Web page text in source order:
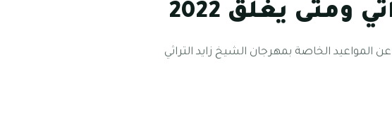
يغلق 2022
يتساءل الكثير من الأشخاص عن المواعيد الخاصة بمهرجان الشيخ زايد التراثي